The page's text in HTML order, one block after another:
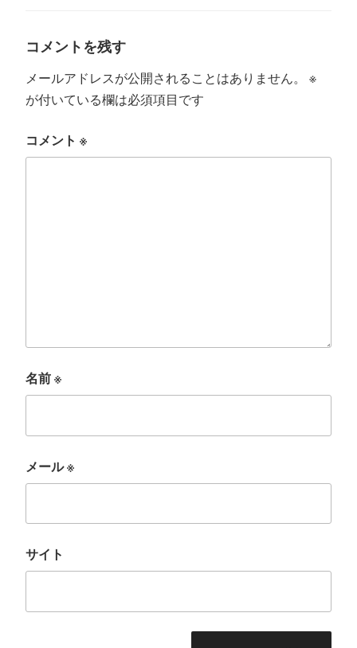
コメントを残す
メールアドレスが公開されることはありません。
※
が付いている欄は必須項目です
コメント ※
名前※
メール※
サイト